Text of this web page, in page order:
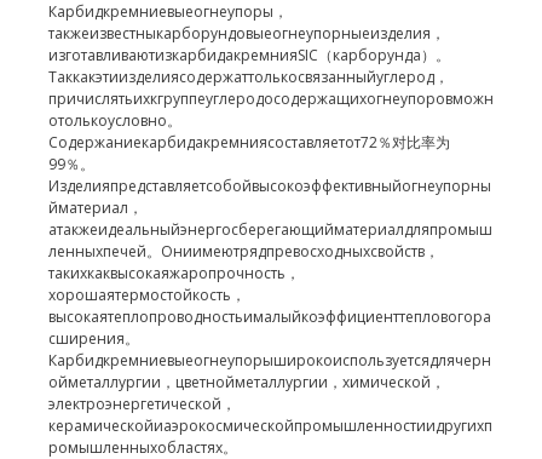
Карбидкремниевыеогнеупоры，
такжеизвестныкарборундовыеогнеупорныеи​​зделия，
изготавливаютизкарбидакремнияSIC（карборунда）。
Таккакэтиизделиясодержаттолькосвязанныйуглерод，
причислятьихкгруппеуглеродосодержащихогнеупоровможн
отолькоусловно。
Содержаниекарбидакремниясоставляетот72％对比率为
99％。
Изделияпредставляетсобойвысокоэффективныйогнеупорны
йматериал，
атакжеидеальныйэнергосберегающийматериалдляпромыш
ленныхпечей。 Ониимеютрядпревосходныхсвойств，
такихкаквысокаяжаропрочность，
хорошаятермостойкость，
высокаятеплопроводностьималыйкоэффициенттепловогора
сширения。
Карбидкремниевыеогнеупорыширокоиспользуетсядлячерн
ойметаллургии，цветнойметаллургии，химической，
электроэнергетической，
керамическойиаэрокосмическойпромышленностиидругихп
ромышленныхобластях。